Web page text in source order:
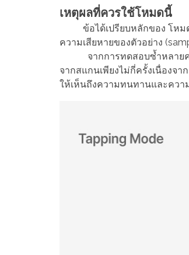
เหตุผลที่ควรใช้โหมดนี้
ข้อได้เปรียบหลักของ โหมด
ความเสียหายของตัวอย่าง
จากการทดสอบซ้ำหลายครั้งบ
จากสแกนเพียงไม่กี่ครั้งเนื่องจ
ให้เห็นถึงความทนทานและควา